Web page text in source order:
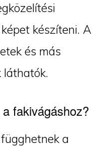
készíteni. A
és más
láthatók.
fakivágáshoz?
a